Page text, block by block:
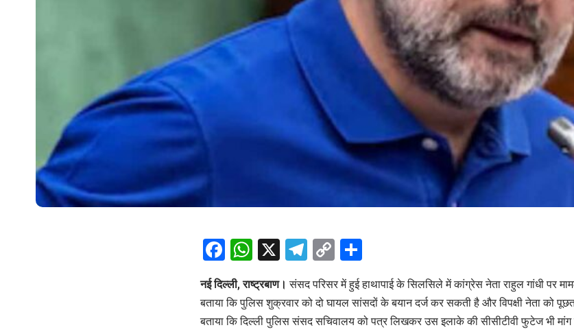
Facebook
WhatsApp
X Telegram
Copy
Link
नई दिल्ली, राष्ट्रबाण।संसद परिसर में हुई हाथापाई के सिलसिले में कांग्रेस नेता राहुल गांधी पर
बताया कि पुलिस शुक्रवार को दो घायल सांसदों के बयान दर्ज कर सकती है और विपक्षी नेता को
बताया कि दिल्ली पुलिस संसद सचिवालय को पत्र लिखकर उस इलाके की सीसीटीवी फुटेज भी